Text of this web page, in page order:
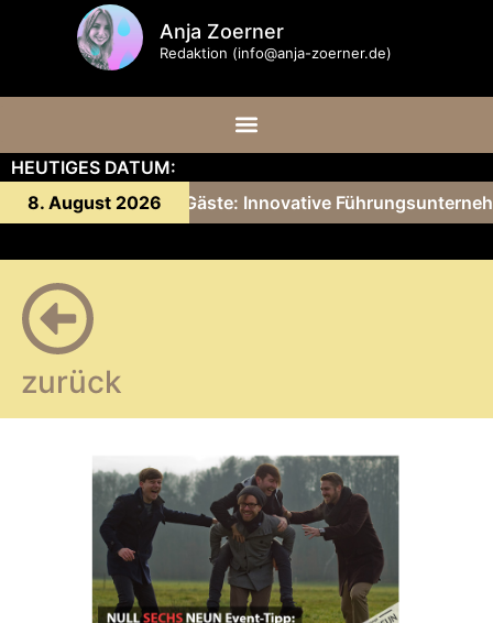
Anja Zoerner
Redaktion (info@anja-zoerner.de)
HEUTIGES DATUM:
8. August 2026
Gärtner und ihre Gäste: Innovative
zurück